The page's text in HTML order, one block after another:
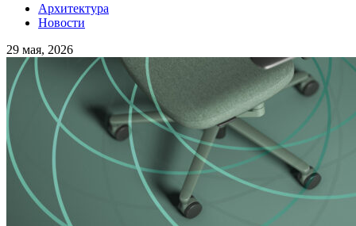
Архитектура
Новости
29 мая, 2026